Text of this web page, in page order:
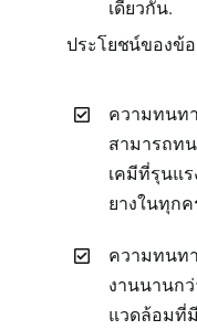
เดียวกัน.
ประโยชน์ของข้
ความทนท
สามารถท
เคมีที่รุนแ
ยางในทุกค
ความทนท
งานนานก
แวดล้อมที่